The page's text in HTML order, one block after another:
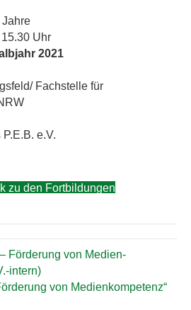
Uhr
2021
Fachstelle für
e.V.
zu den Fortbildungen
Förderung von Medien­
intern)
von Medien­kompetenz“